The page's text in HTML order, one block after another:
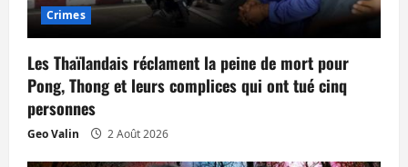
Crimes
Les Thaïlandais réclament la peine de mort pour
Pong, Thong et leurs complices qui ont tué cinq
personnes
Geo Valin 2 Août 2026